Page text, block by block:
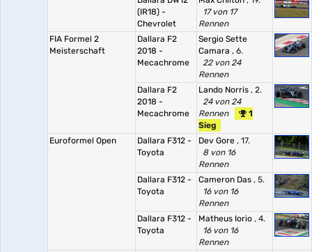
(IR18) -
Chevrolet
17 von 17
Rennen
FIA Formel 2
Meisterschaft
Dallara F2
2018 -
Mecachrome
Sergio Sette
Camara , 6.
22 von 24
Rennen
Dallara F2
2018 -
Mecachrome
Lando Norris , 2.
24 von 24
Rennen
1
Sieg
Euroformel Open
Dallara F312 -
Toyota
Dev Gore , 17.
8 von 16
Rennen
Dallara F312 -
Toyota
Cameron Das , 5.
16 von 16
Rennen
Dallara F312 -
Toyota
Matheus Iorio , 4.
16 von 16
Rennen